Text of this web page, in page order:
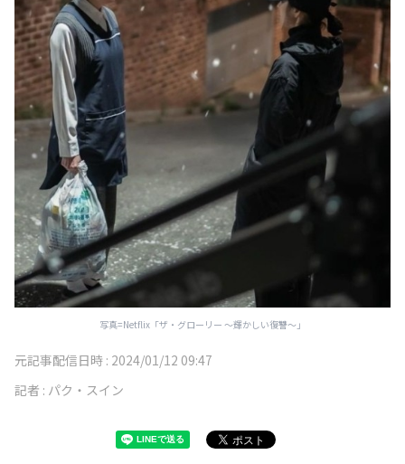
写真=Netflix「ザ・グローリー ～輝かしい復讐～」
元記事配信日時 : 2024/01/12 09:47
記者 : パク・スイン